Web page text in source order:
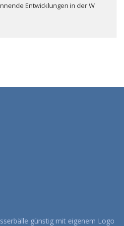
Entwicklungen in der W
günstig mit eigenem Logo